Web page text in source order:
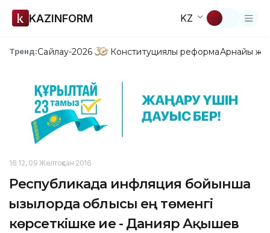
KAZINFORM KZ
Тренд:Сайлау-2026 Конституциялық реформаАрнайы
16:12, 09 Желтоқсан 2016
Республикада инфляция бойынша
Қызылорда облысы ең төменгі
көрсеткішке ие - Данияр Ақышев